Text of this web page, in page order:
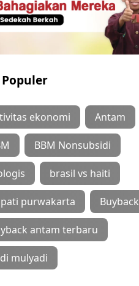
Populer
ekonomi Antam
BBM Nonsubsidi
brasil vs haiti
purwakarta Buyback
antam terbaru
mulyadi